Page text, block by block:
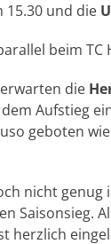
15.30 und die
beim
die
Aufstieg
geboten
nicht genug
Saisonsieg.
herzlich